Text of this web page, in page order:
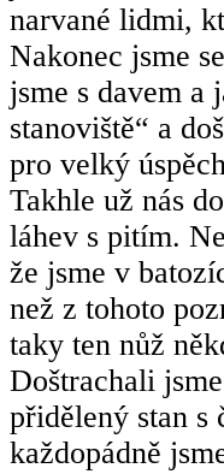
narvané lidmi,
Nakonec jsme
jsme s davem a
stanoviště“ a
pro velký
Takhle už nás
láhev s pitím.
že jsme v
než z tohoto
taky ten nůž
Doštrachali
přidělený stan s
každopádně